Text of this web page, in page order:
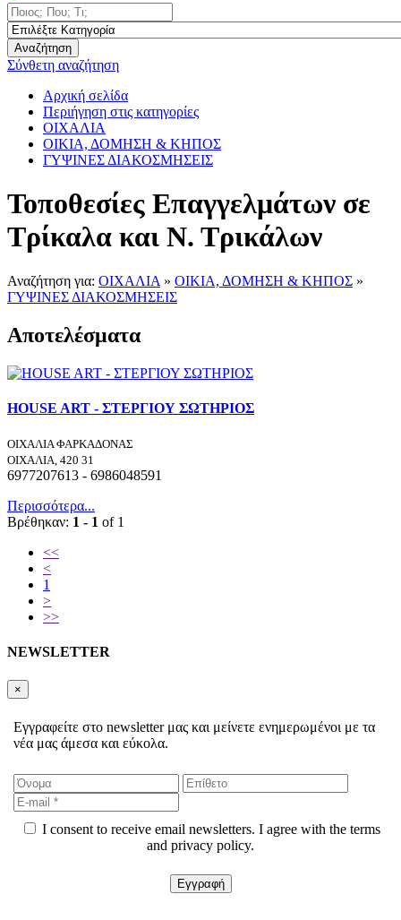
Αναζήτηση
Σύνθετη αναζήτηση
Αρχική σελίδα
Περιήγηση στις κατηγορίες
ΟΙΧΑΛΙΑ
ΟΙΚΙΑ, ΔΟΜΗΣΗ & ΚΗΠΟΣ
ΓΥΨΙΝΕΣ ΔΙΑΚΟΣΜΗΣΕΙΣ
Τοποθεσίες Επαγγελμάτων σε
Τρίκαλα και Ν. Τρικάλων
Αναζήτηση για: ΟΙΧΑΛΙΑ » ΟΙΚΙΑ, ΔΟΜΗΣΗ & ΚΗΠΟΣ »
ΓΥΨΙΝΕΣ ΔΙΑΚΟΣΜΗΣΕΙΣ
Αποτελέσματα
HOUSE ART - ΣΤΕΡΓΙΟΥ ΣΩΤΗΡΙΟΣ
ΟΙΧΑΛΙΑ ΦΑΡΚΑΔΟΝΑΣ
ΟΙΧΑΛΙΑ, 420 31
6977207613 - 6986048591
Περισσότερα...
Βρέθηκαν: 1 - 1 of 1
<<
<
1
>
>>
NEWSLETTER
×
Εγγραφείτε στο newsletter μας και μείνετε ενημερωμένοι με τα
νέα μας άμεσα και εύκολα.
I consent to receive email newsletters. I agree with the terms
and privacy policy.